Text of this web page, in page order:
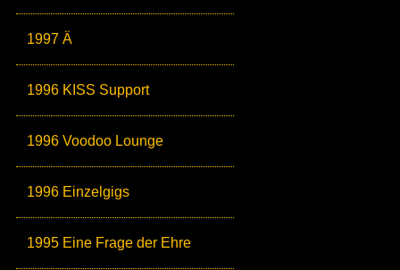
1997 Ä
1996 KISS Support
1996 Voodoo Lounge
1996 Einzelgigs
1995 Eine Frage der Ehre